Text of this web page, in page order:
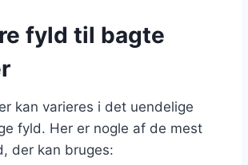
fyld til bagte
kan varieres i det uendelige
fyld. Her er nogle af de mest
der kan bruges: